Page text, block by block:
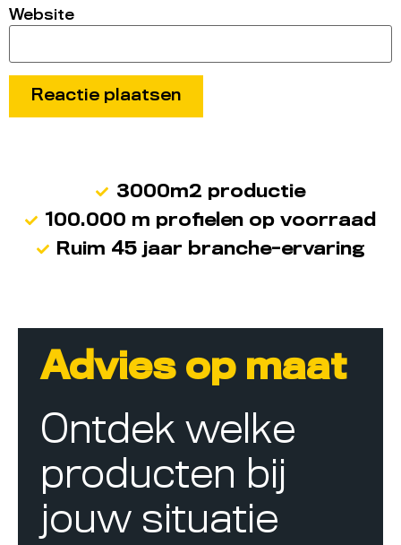
Website
3000m2 productie
100.000 m profielen op voorraad
Ruim 45 jaar branche-ervaring
Advies op maat
Ontdek welke
producten bij
jouw situatie